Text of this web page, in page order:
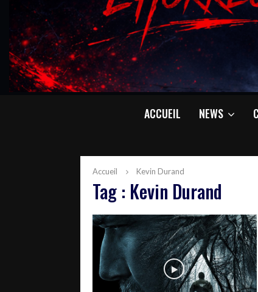
ACCUEIL NEWS
Accueil Kevin Durand
Tag : Kevin Durand